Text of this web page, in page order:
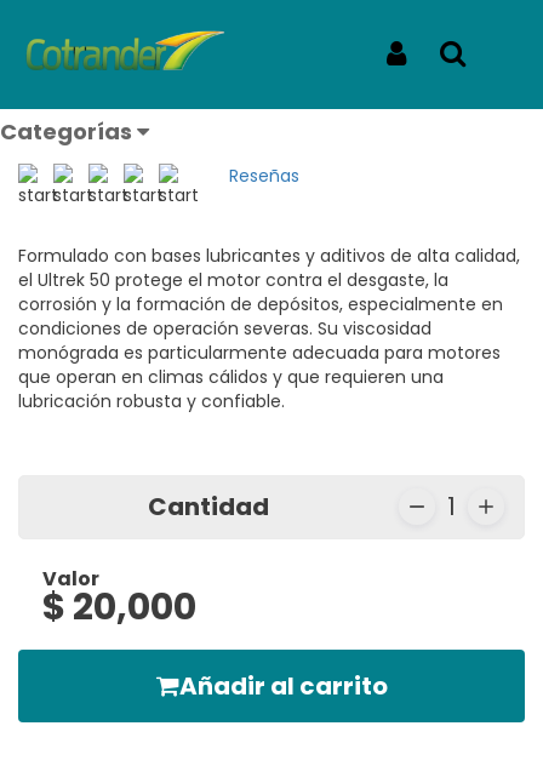
Categorías
TERPEL ULTREK 50
REF: TERPEL ULTREK 50 MONOGRADO A GRANEL LITRO
Reseñas
Formulado con bases lubricantes y aditivos de alta calidad,
el Ultrek 50 protege el motor contra el desgaste, la
corrosión y la formación de depósitos, especialmente en
condiciones de operación severas. Su viscosidad
monógrada es particularmente adecuada para motores
que operan en climas cálidos y que requieren una
lubricación robusta y confiable.
Cantidad 1
Valor
$ 20,000
Añadir al carrito